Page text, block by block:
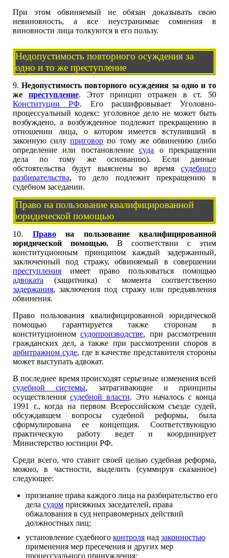
При этом обвиняемый не обязан доказывать свою
невиновность, а все неустранимые сомнения в
виновности лица толкуются в его пользу.
Недопустимость повторного осуждения за
одно и то же преступление
9.Недопустимость повторного осуждения за одно и то
же преступление. Этот принцип отражен в ст. 50
Конституции РФ. Его расшифровывает Уголовно-
процессуальный кодекс: уголовное дело не может быть
возбуждено, а возбужденное подлежит прекращению в
отношении лица, о котором имеется вступивший в
законную силуприговор по тому же обвинению (либо
определение или постановлениесуда о прекращении
дела по тому же основанию). Если данные
обстоятельства будут выяснены во время судебного
разбирательства, то дело подлежит прекращению в
судебном заседании.
Право на пользование квалифицированной
юридической помощью
10. Правона пользование квалифицированной
юридической помощью. В соответствии с этим
конституционным принципом каждый задержанный,
заключенный под стражу, обвиняемый в совершении
преступления имеет право пользоваться помощью
адвоката (защитника) с момента соответственно
задержания, заключения под стражу или предъявления
обвинения.
Право пользования квалифицированной юридической
помощью гарантируется также сторонам в
конституционномсудопроизводстве, при рассмотрении
гражданских дел, а также при рассмотрении споров в
арбитражном суде, где в качестве представителя стороны
может выступать адвокат.
В последнее время происходят серьезные изменения всей
судебной системы, затрагивающие и принципы
осуществления судебной власти. Это началось с конца
1991 г., когда на первом Всероссийском съезде судей,
обсуждавшем вопросы судебной реформы, была
сформулирована ее концепция. Соответствующую
практическую работу ведет и координирует
Министерство юстиции РФ.
Среди всего, что ставит своей целью судебная реформа,
можно, в частности, выделить (суммируя сказанное)
следующее:
признание права каждого лица на разбирательство его
дела судом присяжных заседателей, права
обжалования в суд неправомерных действий
должностных лиц;
установление судебного контроля над законностью
применения мер пресечения и других мер
процессуального принуждения;